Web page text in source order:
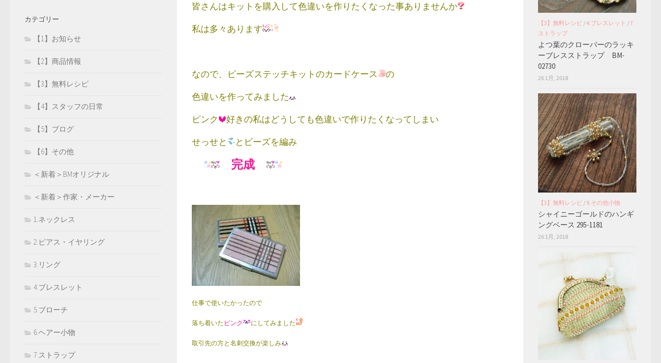
皆さんはキットを購入して色違いを作りたくなった事ありませんか
私は多々あります
なので、ビーズステッチキットのカードケース
の
色違いを作ってみました
ピンク
好きの私はどうしても色違いで作りたくなってしまい
せっせと
とビーズを編み
完成
仕事で使いたかったので
落ち着いたピンク にしてみました
取引先の方と名刺交換が楽しみ
カテゴリー
【1】お知らせ
【2】商品情報
【3】無料レシピ
【4】スタッフの日常
【5】ブログ
【6】その他
＜新着＞BMオリジナル
＜新着＞作家・メーカー
1.ネックレス
2.ピアス・イヤリング
3.リング
4.ブレスレット
5.ブローチ
6.ヘアー小物
7.ストラップ
【3】無料レシピ /4.ブレスレット /7.
ストラップ
よつ葉のクローバーのラッキ
ーブレスストラップ BM-
02730
26 1月, 2018
【3】無料レシピ / 9.その他小物
シャイニーゴールドのハンギ
ングベース 295-1181
26 1月, 2018